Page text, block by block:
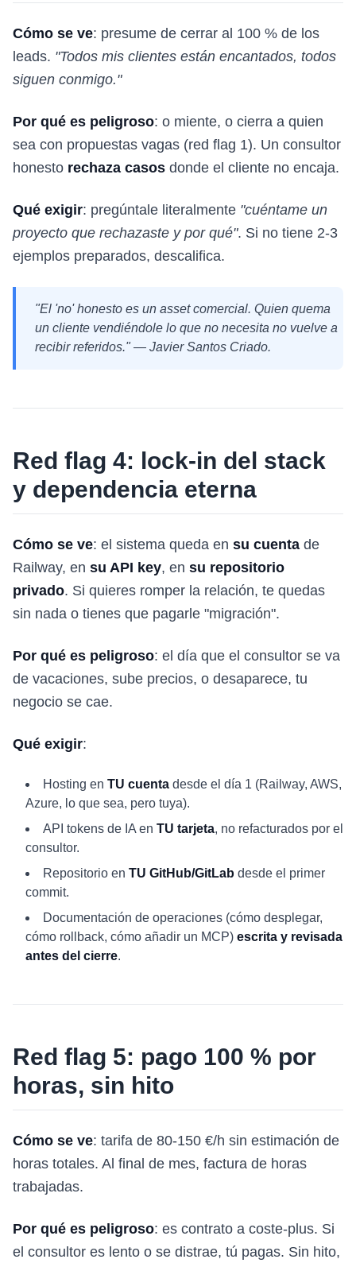
Cómo se ve: presume de cerrar al 100 % de los
leads. "Todos mis clientes están encantados, todos
siguen conmigo."
Por qué es peligroso: o miente, o cierra a quien
sea con propuestas vagas (red flag 1). Un consultor
honesto rechaza casos donde el cliente no encaja.
Qué exigir: pregúntale literalmente "cuéntame un
proyecto que rechazaste y por qué". Si no tiene 2-3
ejemplos preparados, descalifica.
"El 'no' honesto es un asset comercial. Quien quema
un cliente vendiéndole lo que no necesita no vuelve a
recibir referidos." — Javier Santos Criado.
Red flag 4: lock-in del stack
y dependencia eterna
Cómo se ve: el sistema queda en su cuenta de
Railway, en su API key, en su repositorio
privado. Si quieres romper la relación, te quedas
sin nada o tienes que pagarle "migración".
Por qué es peligroso: el día que el consultor se va
de vacaciones, sube precios, o desaparece, tu
negocio se cae.
Qué exigir:
Hosting en TU cuenta desde el día 1 (Railway, AWS,
Azure, lo que sea, pero tuya).
API tokens de IA en TU tarjeta, no refacturados por el
consultor.
Repositorio en TU GitHub/GitLab desde el primer
commit.
Documentación de operaciones (cómo desplegar,
cómo rollback, cómo añadir un MCP) escrita y revisada
antes del cierre.
Red flag 5: pago 100 % por
horas, sin hito
Cómo se ve: tarifa de 80-150 €/h sin estimación de
horas totales. Al final de mes, factura de horas
trabajadas.
Por qué es peligroso: es contrato a coste-plus. Si
el consultor es lento o se distrae, tú pagas. Sin hito,